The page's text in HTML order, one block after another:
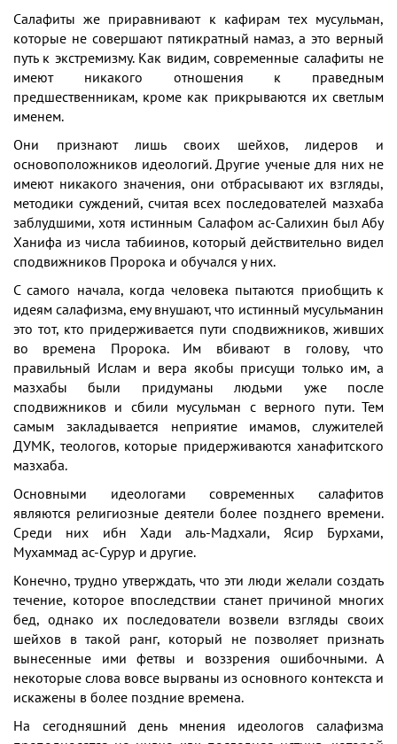
Салафиты же приравнивают к кафирам тех мусульман,
которые не совершают пятикратный намаз, а это верный
путь к экстремизму. Как видим, современные салафиты не
имеют никакого отношения к праведным
предшественникам, кроме как прикрываются их светлым
именем.
Они признают лишь своих шейхов, лидеров и
основоположников идеологий. Другие ученые для них не
имеют никакого значения, они отбрасывают их взгляды,
методики суждений, считая всех последователей мазхаба
заблудшими, хотя истинным Салафом ас-Салихин был Абу
Ханифа из числа табиинов, который действительно видел
сподвижников Пророка и обучался у них.
С самого начала, когда человека пытаются приобщить к
идеям салафизма, ему внушают, что истинный мусульманин
это тот, кто придерживается пути сподвижников, живших
во времена Пророка. Им вбивают в голову, что
правильный Ислам и вера якобы присущи только им, а
мазхабы были придуманы людьми уже после
сподвижников и сбили мусульман с верного пути. Тем
самым закладывается неприятие имамов, служителей
ДУМК, теологов, которые придерживаются ханафитского
мазхаба.
Основными идеологами современных салафитов
являются религиозные деятели более позднего времени.
Среди них ибн Хади аль-Мадхали, Ясир Бурхами,
Мухаммад ас-Сурур и другие.
Конечно, трудно утверждать, что эти люди желали создать
течение, которое впоследствии станет причиной многих
бед, однако их последователи возвели взгляды своих
шейхов в такой ранг, который не позволяет признать
вынесенные ими фетвы и воззрения ошибочными. А
некоторые слова вовсе вырваны из основного контекста и
искажены в более поздние времена.
На сегодняшний день мнения идеологов салафизма